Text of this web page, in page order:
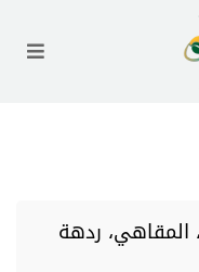
المقاهي، ردهة